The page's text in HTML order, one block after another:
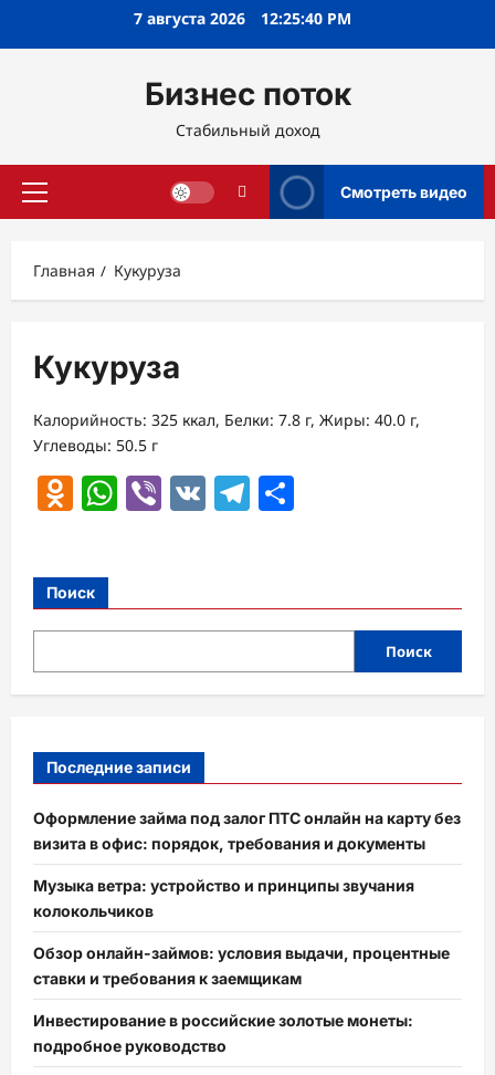
7 августа 2026 12:25:41 PM
Бизнес поток
Стабильный доход
Основное
Смотреть видео
Главная Кукуруза
Кукуруза
Калорийность: 325 ккал, Белки: 7.8 г, Жиры: 40.0 г,
Углеводы: 50.5 г
Odnoklassniki
WhatsApp
Viber
VK Telegram
Поиск
Поиск
Последние записи
Оформление займа под залог ПТС онлайн на карту без
визита в офис: порядок, требования и документы
Музыка ветра: устройство и принципы звучания
колокольчиков
Обзор онлайн-займов: условия выдачи, процентные
ставки и требования к заемщикам
Инвестирование в российские золотые монеты:
подробное руководство